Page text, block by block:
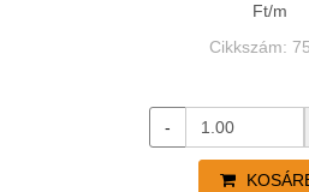
Ft/m
Cikkszám:
-